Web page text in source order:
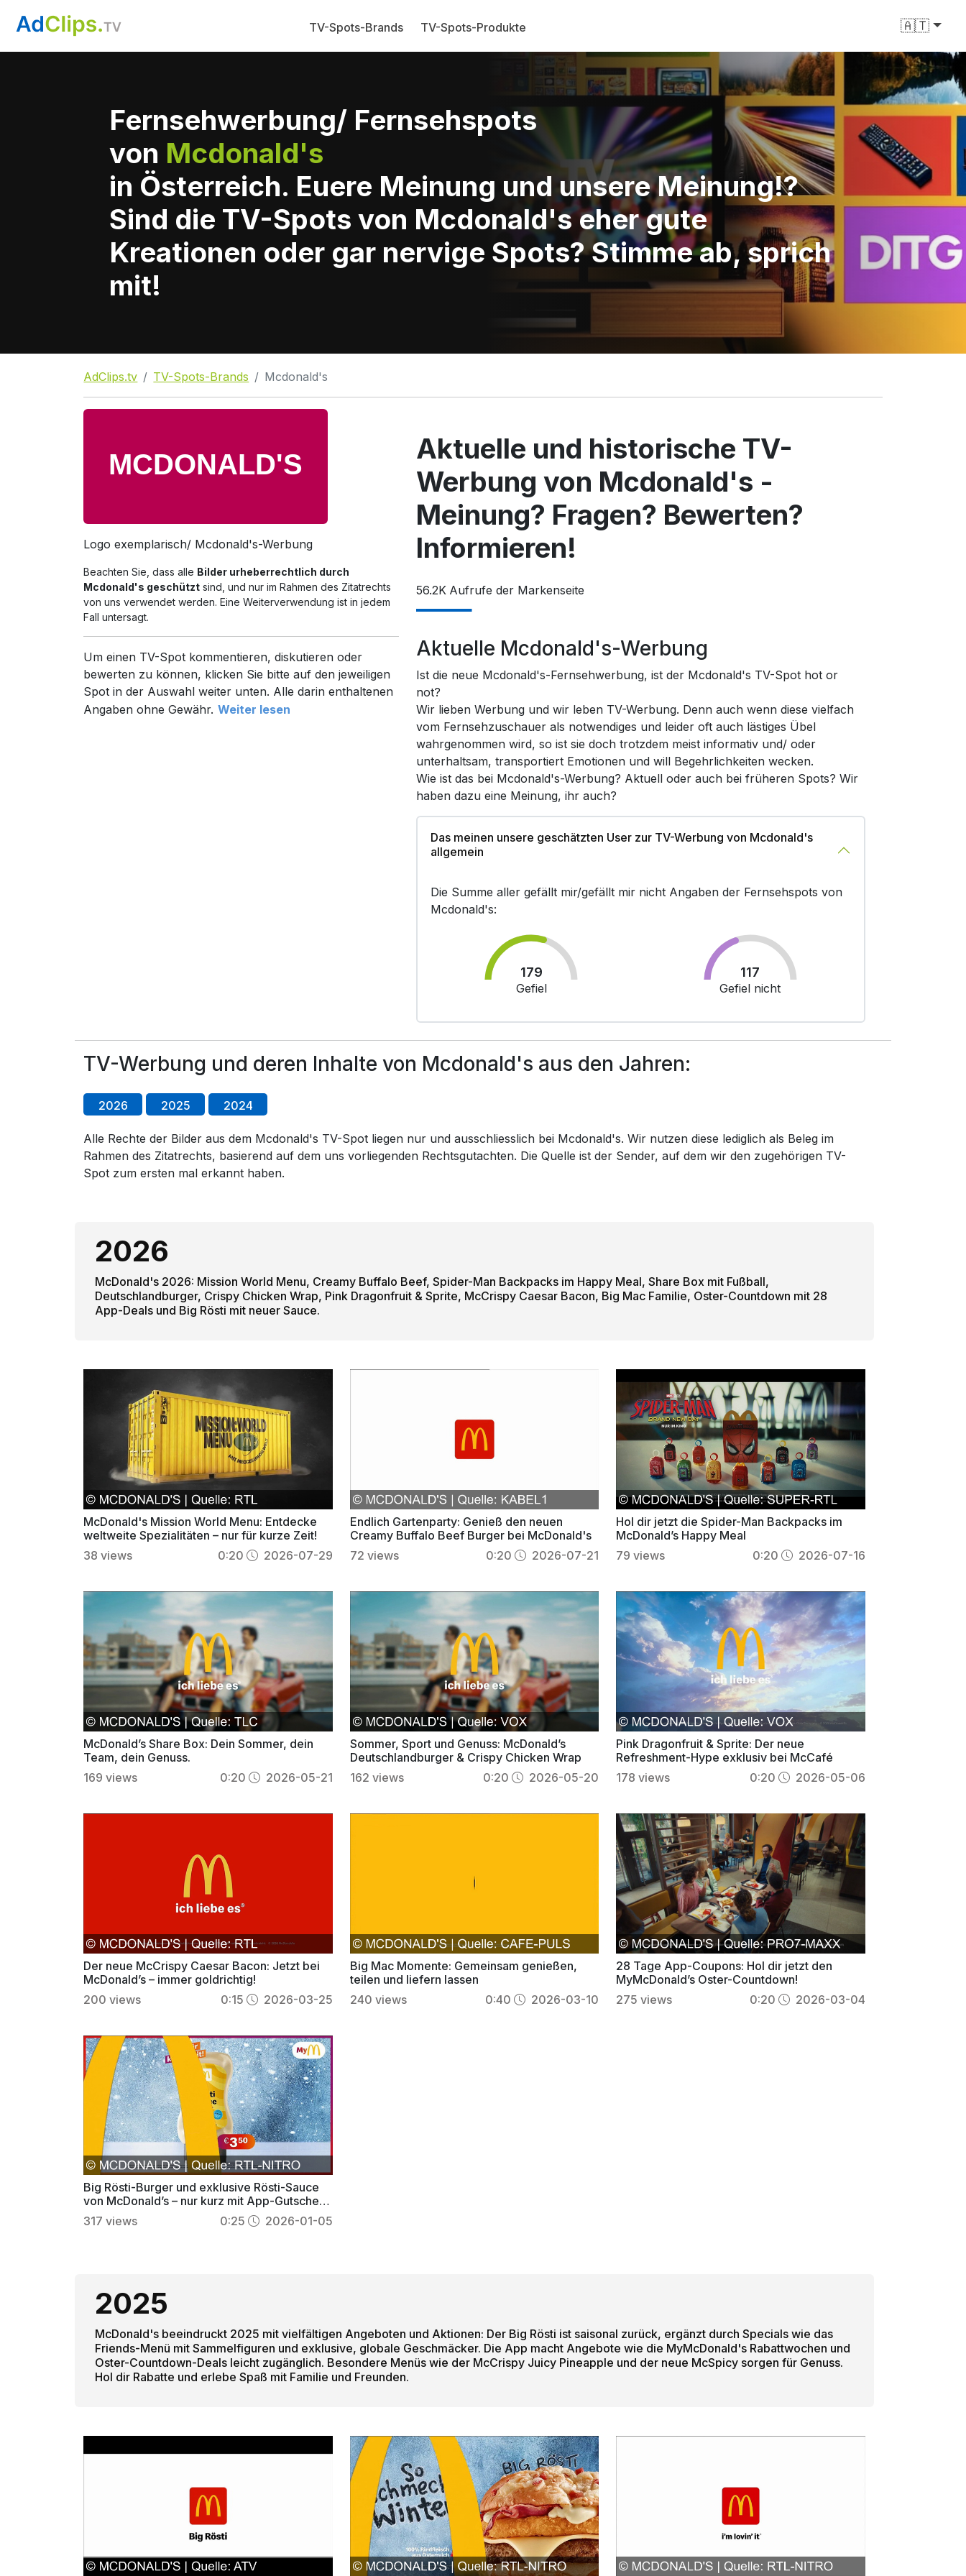
TV-Spots-Brands TV-Spots-Produkte 🇦🇹
Fernsehwerbung/ Fernsehspots
von Mcdonald's
in Österreich. Euere Meinung und unsere Meinung!?
Sind die TV-Spots von Mcdonald's eher gute
Kreationen oder gar nervige Spots? Stimme ab, sprich
mit!
AdClips.tv TV-Spots-Brands Mcdonald's
Logo exemplarisch/ Mcdonald's-Werbung
Beachten Sie, dass alle Bilder urheberrechtlich durch
Mcdonald's geschützt sind, und nur im Rahmen des Zitatrechts
von uns verwendet werden. Eine Weiterverwendung ist in jedem
Fall untersagt.
Um einen TV-Spot kommentieren, diskutieren oder
bewerten zu können, klicken Sie bitte auf den jeweiligen
Spot in der Auswahl weiter unten. Alle darin enthaltenen
Angaben ohne Gewähr. Weiter lesen
Aktuelle und historische TV-
Werbung von Mcdonald's -
Meinung? Fragen? Bewerten?
Informieren!
56.2K Aufrufe der Markenseite
Aktuelle Mcdonald's-Werbung
Ist die neue Mcdonald's-Fernsehwerbung, ist der Mcdonald's TV-Spot hot or
not?
Wir lieben Werbung und wir leben TV-Werbung. Denn auch wenn diese vielfach
vom Fernsehzuschauer als notwendiges und leider oft auch lästiges Übel
wahrgenommen wird, so ist sie doch trotzdem meist informativ und/ oder
unterhaltsam, transportiert Emotionen und will Begehrlichkeiten wecken.
Wie ist das bei Mcdonald's-Werbung? Aktuell oder auch bei früheren Spots? Wir
haben dazu eine Meinung, ihr auch?
Das meinen unsere geschätzten User zur TV-Werbung von Mcdonald's
allgemein
Die Summe aller gefällt mir/gefällt mir nicht Angaben der Fernsehspots von
Mcdonald's:
179
Gefiel
117
Gefiel nicht
TV-Werbung und deren Inhalte von Mcdonald's aus den Jahren:
2026 2025 2024
Alle Rechte der Bilder aus dem Mcdonald's TV-Spot liegen nur und ausschliesslich bei Mcdonald's. Wir nutzen diese lediglich als Beleg im
Rahmen des Zitatrechts, basierend auf dem uns vorliegenden Rechtsgutachten. Die Quelle ist der Sender, auf dem wir den zugehörigen TV-
Spot zum ersten mal erkannt haben.
2026
McDonald's 2026: Mission World Menu, Creamy Buffalo Beef, Spider-Man Backpacks im Happy Meal, Share Box mit Fußball,
Deutschlandburger, Crispy Chicken Wrap, Pink Dragonfruit & Sprite, McCrispy Caesar Bacon, Big Mac Familie, Oster-Countdown mit 28
App-Deals und Big Rösti mit neuer Sauce.
McDonald's Mission World Menu: Entdecke
weltweite Spezialitäten – nur für kurze Zeit!
38 views 0:20 2026-07-29
Endlich Gartenparty: Genieß den neuen
Creamy Buffalo Beef Burger bei McDonald's
72 views 0:20 2026-07-21
Hol dir jetzt die Spider-Man Backpacks im
McDonald’s Happy Meal
79 views 0:20 2026-07-16
McDonald’s Share Box: Dein Sommer, dein
Team, dein Genuss.
169 views 0:20 2026-05-21
Sommer, Sport und Genuss: McDonald’s
Deutschlandburger & Crispy Chicken Wrap
162 views 0:20 2026-05-20
Pink Dragonfruit & Sprite: Der neue
Refreshment-Hype exklusiv bei McCafé
178 views 0:20 2026-05-06
Der neue McCrispy Caesar Bacon: Jetzt bei
McDonald’s – immer goldrichtig!
200 views 0:15 2026-03-25
Big Mac Momente: Gemeinsam genießen,
teilen und liefern lassen
240 views 0:40 2026-03-10
28 Tage App-Coupons: Hol dir jetzt den
MyMcDonald’s Oster-Countdown!
275 views 0:20 2026-03-04
Big Rösti-Burger und exklusive Rösti-Sauce
von McDonald’s – nur kurz mit App-Gutschein
sichern
317 views 0:25 2026-01-05
2025
McDonald's beeindruckt 2025 mit vielfältigen Angeboten und Aktionen: Der Big Rösti ist saisonal zurück, ergänzt durch Specials wie das
Friends-Menü mit Sammelfiguren und exklusive, globale Geschmäcker. Die App macht Angebote wie die MyMcDonald's Rabattwochen und
Oster-Countdown-Deals leicht zugänglich. Besondere Menüs wie der McCrispy Juicy Pineapple und der neue McSpicy sorgen für Genuss.
Hol dir Rabatte und erlebe Spaß mit Familie und Freunden.